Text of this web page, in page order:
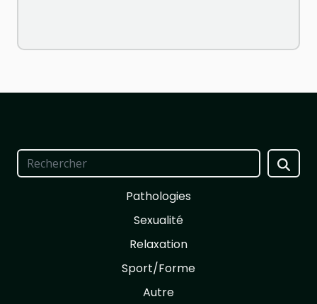
Pathologies
Sexualité
Relaxation
Sport/Forme
Autre